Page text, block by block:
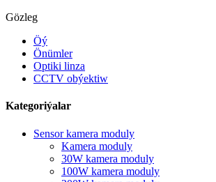
Gözleg
Öý
Önümler
Optiki linza
CCTV obýektiw
Kategoriýalar
Sensor kamera moduly
Kamera moduly
30W kamera moduly
100W kamera moduly